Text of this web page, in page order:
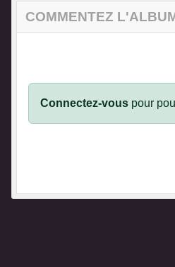
COMMENTEZ
Connectez-vous pour